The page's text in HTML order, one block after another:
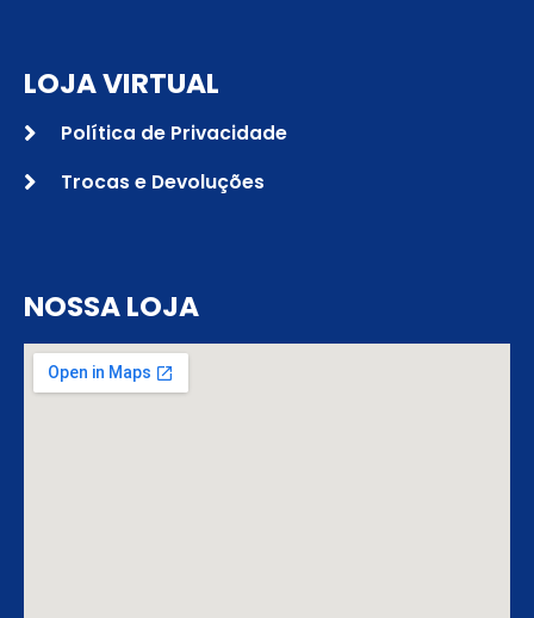
LOJA VIRTUAL
Política de Privacidade
Trocas e Devoluções
NOSSA LOJA